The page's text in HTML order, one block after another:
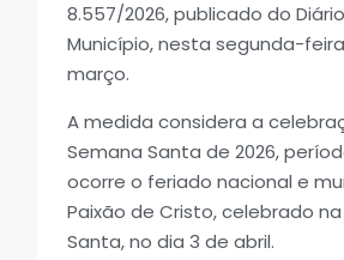
8.557/2026, publicado do
Município, nesta segunda-
março.
A medida considera a
Semana Santa de 2026,
ocorre o feriado nacional e
Paixão de Cristo, celebrado
Santa, no dia 3 de abril.